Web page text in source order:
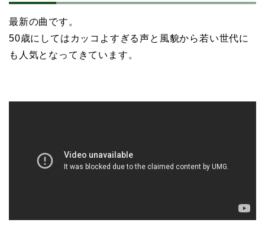
最新の曲です。
50歳にしてはカッコよすぎる声と風貌から若い世代に
も人気となってきています。